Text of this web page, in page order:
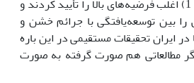
غربی و آمریکایی (جدول 1) اغلب فرضیه‌های بالا را تأیید کردند و
بین توسعه‌یافتگی با جرائم خشن و
ایران تحقیقات مستقیمی در‌ این باره
مطالعاتی هم صورت گرفته به صورت